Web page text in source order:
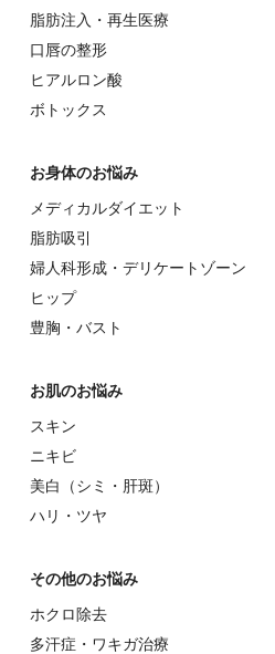
脂肪注入・再生医療
⼝唇の整形
ヒアルロン酸
ボトックス
お⾝体のお悩み
メディカルダイエット
脂肪吸引
婦⼈科形成・デリケートゾーン
ヒップ
豊胸・バスト
お肌のお悩み
スキン
ニキビ
美⽩（シミ・肝斑）
ハリ・ツヤ
その他のお悩み
ホクロ除去
多汗症・ワキガ治療